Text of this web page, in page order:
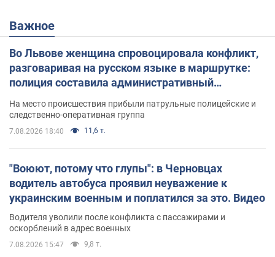
Важное
Во Львове женщина спровоцировала конфликт,
разговаривая на русском языке в маршрутке:
полиция составила административный
На место происшествия прибыли патрульные полицейские и
следственно-оперативная группа
7.08.2026 18:40 11,6 т.
"Воюют, потому что глупы": в Черновцах
водитель автобуса проявил неуважение к
украинским военным и поплатился за это. Видео
Водителя уволили после конфликта с пассажирами и
оскорблений в адрес военных
7.08.2026 15:47 9,8 т.